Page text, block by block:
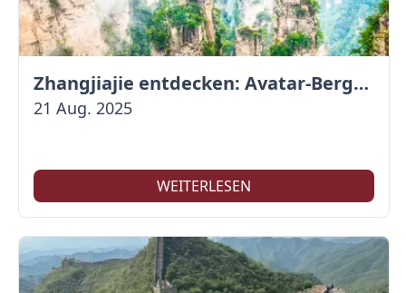
Zhangjiajie entdecken: Avatar-Berge & Altstadt von Fenghuang
21 Aug. 2025
WEITERLESEN